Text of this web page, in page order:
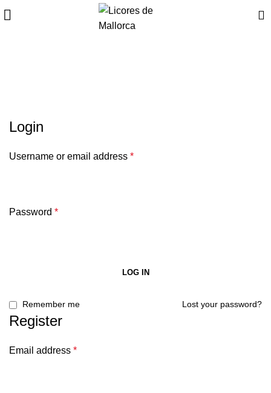
Login
Username or email address *
Password *
LOG IN
Lost your password?
Remember me
Register
Email address *